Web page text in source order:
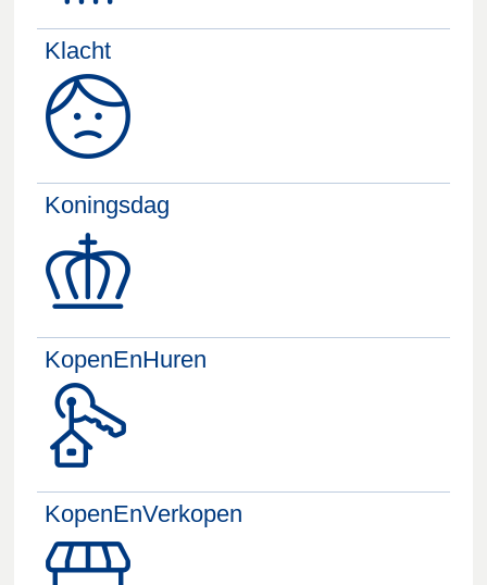
Klacht
Koningsdag
KopenEnHuren
KopenEnVerkopen